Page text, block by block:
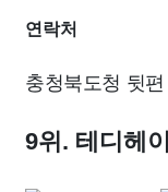
연락처
충청북도청 뒷
9위. 테디헤